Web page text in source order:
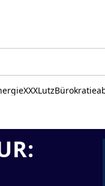
XXXLutz